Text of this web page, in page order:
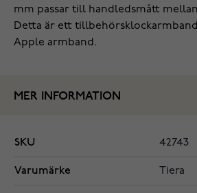
mm passar till handledsmått mellan
Detta är ett
Apple armband.
MER INFORMATION
SKU 42743
Varumärke Tiera